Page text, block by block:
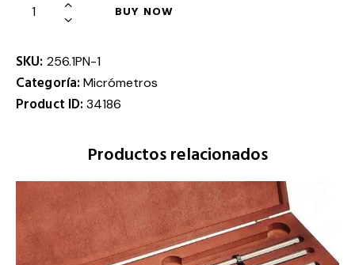
BUY NOW
SKU: 256.1PN-1
Categoría:Micrómetros
Product ID:34186
Productos relacionados